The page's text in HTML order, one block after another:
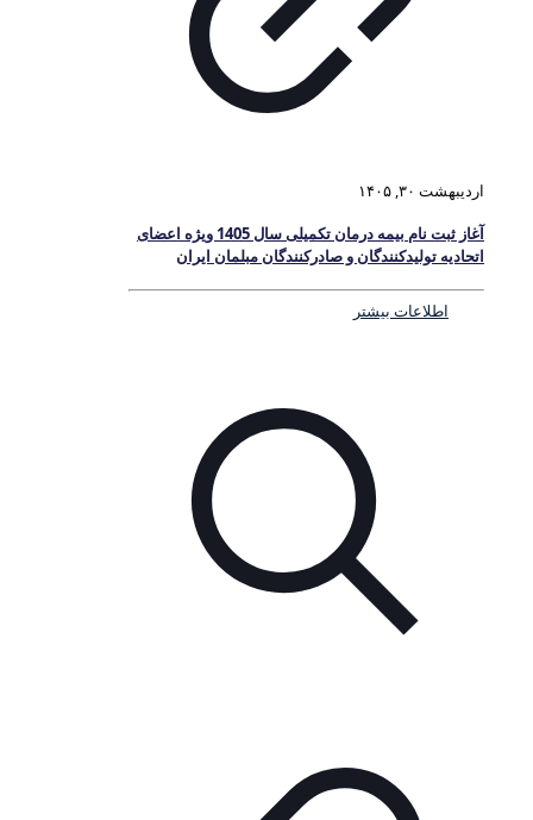
اردیبهشت ۳۰, ۱۴۰۵
آغاز ثبت نام بیمه درمان تکمیلی سال 1405 ویژه اعضای
اتحادیه تولیدکنندگان و صادرکنندگان مبلمان ایران
اطلاعات بیشتر